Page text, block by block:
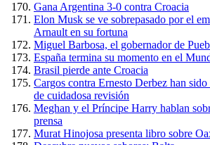
Gana Argentina 3-0 contra Croacia
Elon Musk se ve sobrepasado por el
Arnault en su fortuna
Miguel Barbosa, el gobernador de
España termina su momento en el
Brasil pierde ante Croacia
Cargos contra Ernesto Derbez han sido
de cuidadosa revisión
Meghan y el Príncipe Harry hablan
prensa
Murat Hinojosa presenta libro sobre